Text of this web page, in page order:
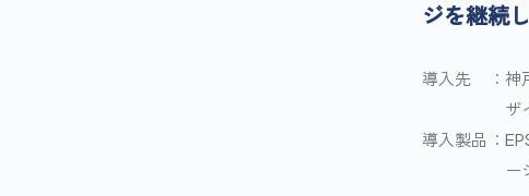
ジを継続
導入先
神
ザ
導入製品
ー